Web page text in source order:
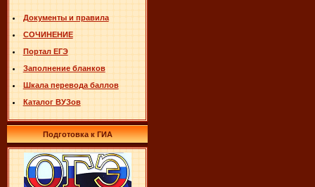
Документы и правила
СОЧИНЕНИЕ
Портал ЕГЭ
Заполнение бланков
Шкала перевода баллов
Каталог ВУЗов
Подготовка к ГИА